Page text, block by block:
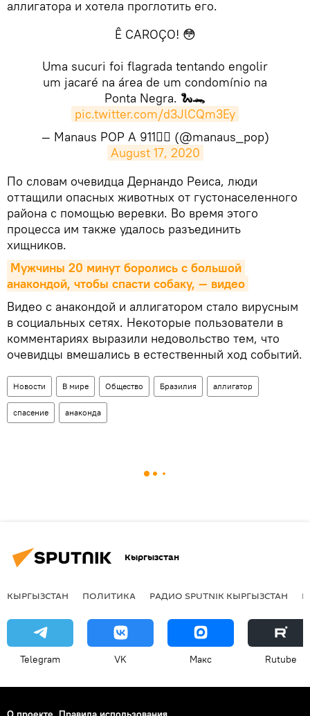
аллигатора и хотела проглотить его.
Ê CAROÇO! 😳
Uma sucuri foi flagrada tentando engolir
um jacaré na área de um condomínio na
Ponta Negra. 🐍🐊
pic.twitter.com/d3JlCQm3Ey
— Manaus POP A 911🏳️‍🌈 (@manaus_pop)
August 17, 2020
​По словам очевидца Дернандо Реиса, люди
оттащили опасных животных от густонаселенного
района с помощью веревки. Во время этого
процесса им также удалось разъединить
хищников.
Мужчины 20 минут боролись с большой
анакондой, чтобы спасти собаку, — видео
Видео с анакондой и аллигатором стало вирусным
в социальных сетях. Некоторые пользователи в
комментариях выразили недовольство тем, что
очевидцы вмешались в естественный ход событий.
Новости В мире Общество Бразилия аллигатор
спасение анаконда
Кыргызстан
КЫРГЫЗСТАН ПОЛИТИКА РАДИО SPUTNIK КЫРГЫЗСТАН
Telegram VK Макс Rutube